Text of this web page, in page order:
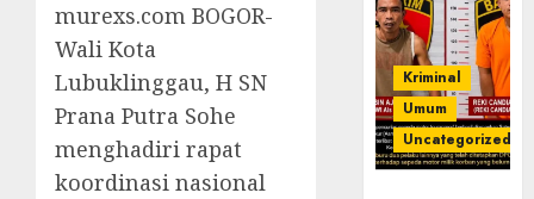
murexs.com BOGOR-
Wali Kota
Lubuklinggau, H SN
Prana Putra Sohe
menghadiri rapat
koordinasi nasional
Kriminal
Umum
Uncategorized